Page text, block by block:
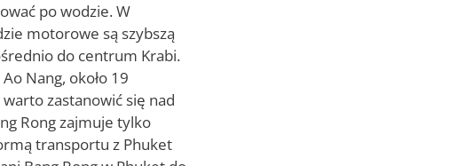
po wodzie. W
motorowe są szybszą
do centrum Krabi.
Nang, około 19
zastanowić się nad
Rong zajmuje tylko
transportu z Phuket